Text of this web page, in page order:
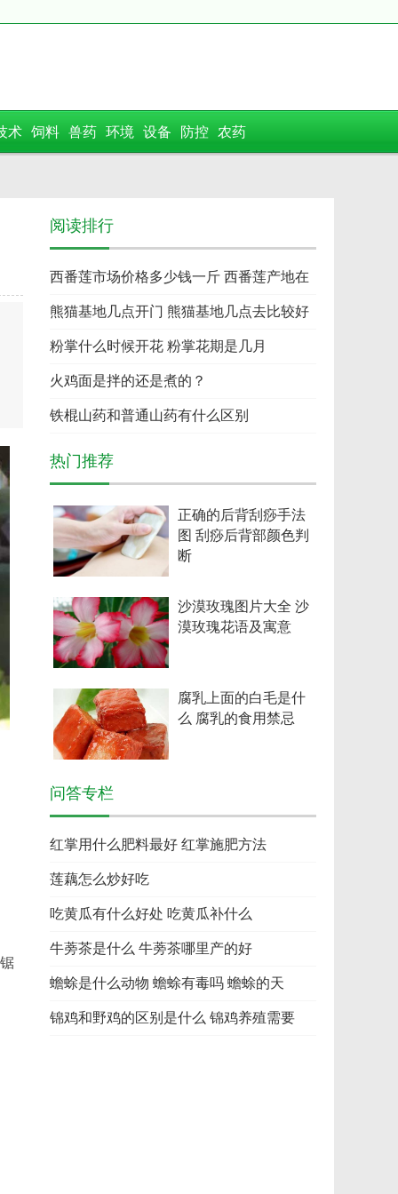
术 饲料 兽药 环境 设备 防控 农药
阅读排行
西番莲市场价格多少钱一斤 西番莲产地在
哪
熊猫基地几点开门 熊猫基地几点去比较好
粉掌什么时候开花 粉掌花期是几月
火鸡面是拌的还是煮的？
铁棍山药和普通山药有什么区别
热门推荐
正确的后背刮痧手法
图 刮痧后背部颜色判
断
沙漠玫瑰图片大全 沙
漠玫瑰花语及寓意
腐乳上面的白毛是什
么 腐乳的食用禁忌
问答专栏
红掌用什么肥料最好 红掌施肥方法
莲藕怎么炒好吃
吃黄瓜有什么好处 吃黄瓜补什么
牛蒡茶是什么 牛蒡茶哪里产的好
蟾蜍是什么动物 蟾蜍有毒吗 蟾蜍的天
锦鸡和野鸡的区别是什么 锦鸡养殖需要